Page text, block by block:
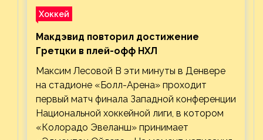
Хоккей
Макдэвид повторил достижение
Гретцки в плей-офф НХЛ
Максим Лесовой В эти минуты в Денвере
на стадионе «Болл-Арена» проходит
первый матч финала Западной конференции
Национальной хоккейной лиги, в котором
«Колорадо Эвеланш» принимает